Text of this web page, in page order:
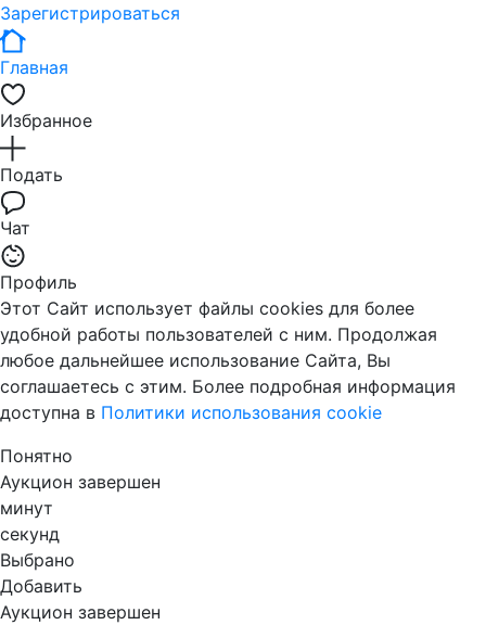
Зарегистрироваться
Главная
Избранное
Подать
Чат
Профиль
Этот Сайт использует файлы cookies для более
удобной работы пользователей с ним. Продолжая
любое дальнейшее использование Сайта, Вы
соглашаетесь с этим. Более подробная информация
доступна в Политики использования cookie
Понятно
Аукцион завершен
минут
секунд
Выбрано
Добавить
Аукцион завершен